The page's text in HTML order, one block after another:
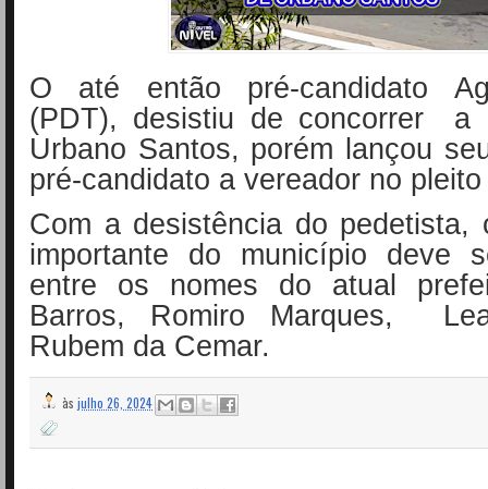
O até então pré-candidato
(PDT), desistiu de concorrer a
Urbano Santos, porém lançou
pré-candidato a vereador no
Com a desistência do pedetista,
importante do município deve
entre os nomes do atual p
Barros, Romiro Marques,
Rubem da Cemar.
às julho 26, 2024